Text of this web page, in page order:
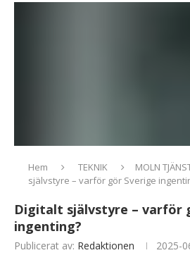
Hem TEKNIK MOLN
självstyre – varför gör Sverige
Digitalt självstyre – varför
ingenting?
Publicerat av: Redaktionen 2025-